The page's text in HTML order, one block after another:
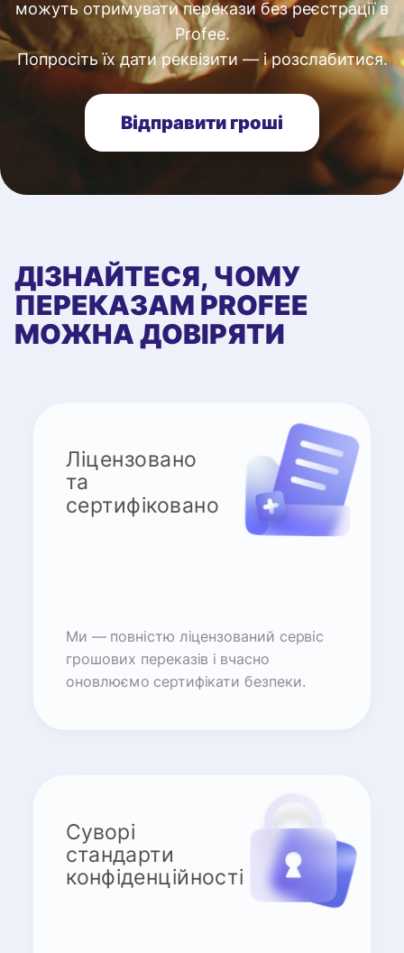
можуть отримувати перекази без реєстрації в
Profee.
Попросіть їх дати реквізити — і розслабитися.
Відправити гроші
ДІЗНАЙТЕСЯ, ЧОМУ
ПЕРЕКАЗАМ PROFEE
МОЖНА ДОВІРЯТИ
Ліцензовано
та
сертифіковано
Ми — повністю ліцензований сервіс
грошових переказів і вчасно
оновлюємо сертифікати безпеки.
Суворі
стандарти
конфіденційності